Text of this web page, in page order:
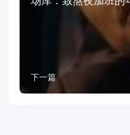
下一篇